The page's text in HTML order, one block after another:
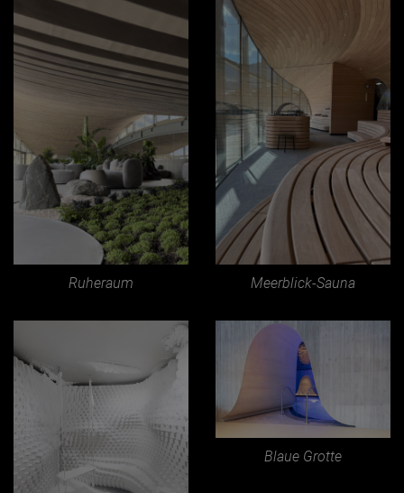
Ruheraum Meerblick-Sauna
Blaue Grotte